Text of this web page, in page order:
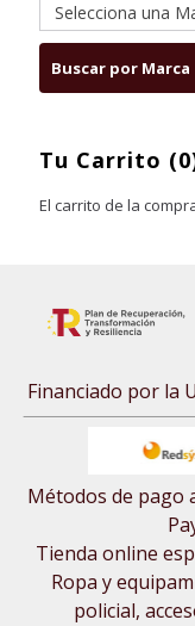
Tu Carrito
El carrito de la
Financiado por la
Métodos de pago
Tienda online
Ropa y
policial,